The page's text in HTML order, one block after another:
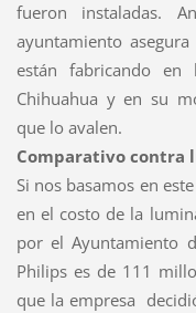
fueron instaladas.
ayuntamiento
están fabricando
Chihuahua y en su
que lo avalen.
Comparativo contra
Si nos basamos en
en el costo de la
por el Ayuntamiento
Philips es de 111
que la empresa